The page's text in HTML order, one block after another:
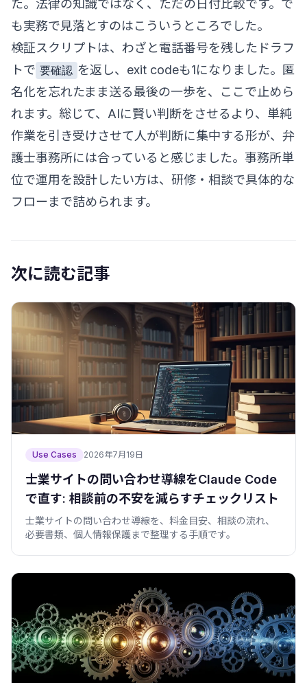
た。法律の知識ではなく、ただの日付比較です。で
も実務で見落とすのはこういうところでした。
検証スクリプトは、わざと電話番号を残したドラフ
トで 要確認 を返し、exit codeも1になりました。匿
名化を忘れたまま送る最後の一歩を、ここで止めら
れます。総じて、AIに賢い判断をさせるより、単純
作業を引き受けさせて人が判断に集中する形が、弁
護士事務所には合っていると感じました。事務所単
位で運用を設計したい方は、 研修・相談で具体的な
フローまで詰められます。
次に読む記事
Use Cases 2026年7月19日
士業サイトの問い合わせ導線をClaude Code
で直す: 相談前の不安を減らすチェックリスト
士業サイトの問い合わせ導線を、料金目安、相談の流れ、
必要書類、個人情報保護まで整理する手順です。